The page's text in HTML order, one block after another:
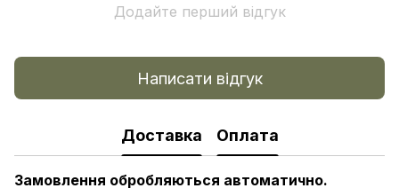
Додайте перший відгук
Написати відгук
Доставка Оплата
Замовлення обробляються автоматично.